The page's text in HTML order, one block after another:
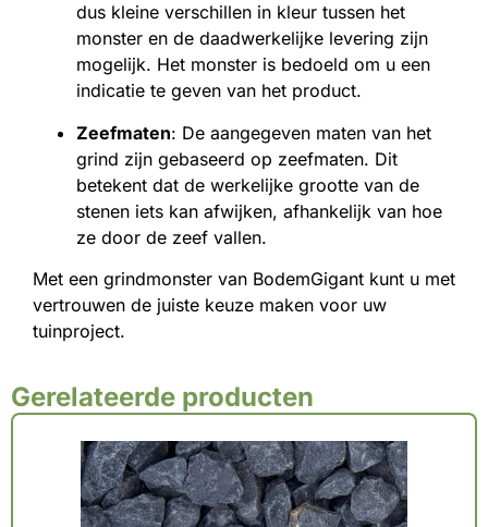
dus kleine verschillen in kleur tussen het
monster en de daadwerkelijke levering zijn
mogelijk. Het monster is bedoeld om u een
indicatie te geven van het product.
Zeefmaten: De aangegeven maten van het
grind zijn gebaseerd op zeefmaten. Dit
betekent dat de werkelijke grootte van de
stenen iets kan afwijken, afhankelijk van hoe
ze door de zeef vallen.
Met een grindmonster van BodemGigant kunt u met
vertrouwen de juiste keuze maken voor uw
tuinproject.
Gerelateerde producten